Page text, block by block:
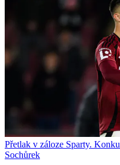
Přetlak v záloze Sparty.
Sochůrek